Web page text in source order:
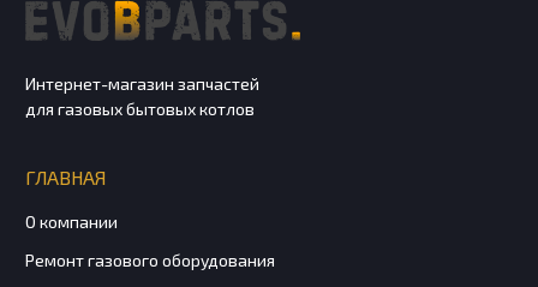
Интернет-магазин запчастей
для газовых бытовых котлов
ГЛАВНАЯ
О компании
Ремонт газового оборудования